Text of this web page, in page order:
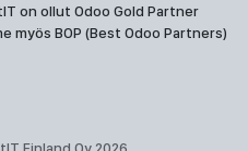
on ollut Odoo Gold Partner
myös BOP (Best Odoo Partners)
Finland Oy 2026